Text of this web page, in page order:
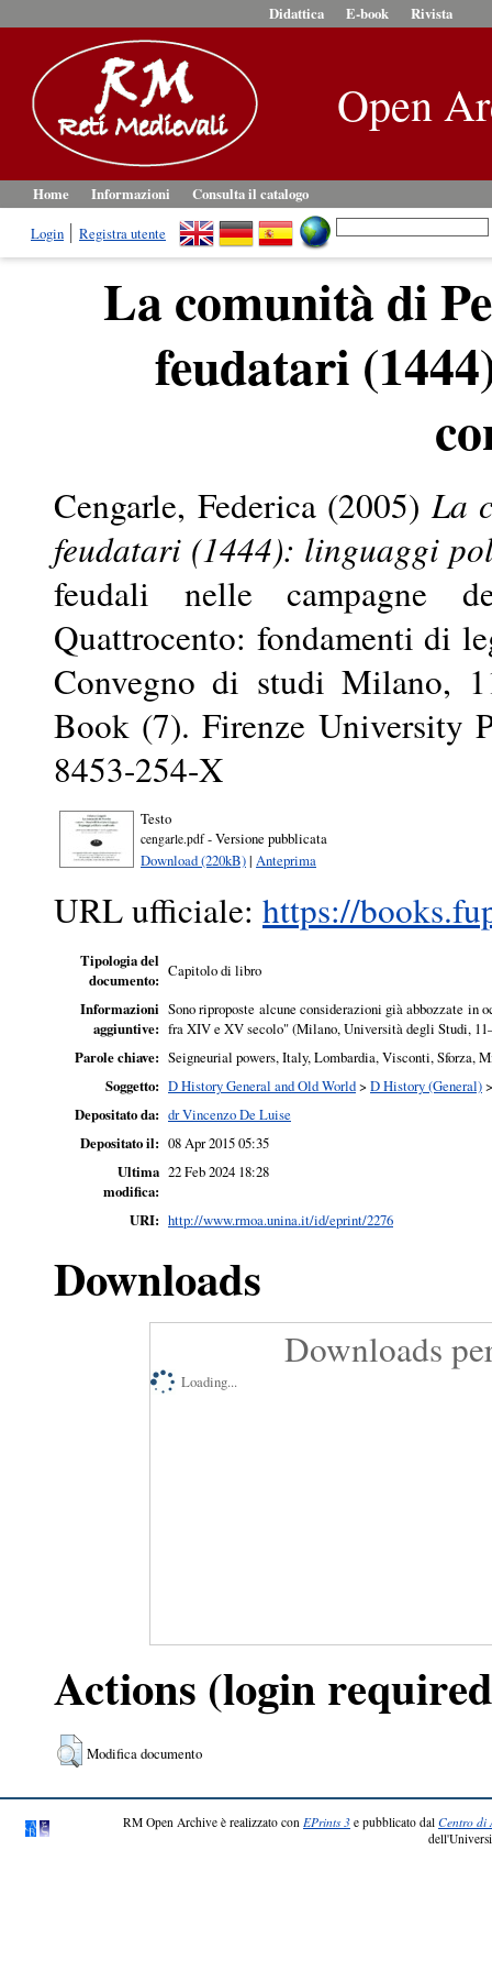
Didattica E-book Rivista
Open
Home Informazioni
Consulta il catalogo
Login
Registra utente
La comunità di
feudatari
Cengarle, Federica(2005)La
feudatari (1444): linguaggi
feudali nelle campagne
Quattrocento: fondamenti di
Convegno di studi Milano,
Book (7). Firenze University
8453-254-X
Testo
cengarle.pdf- Versione pubblicata
Download (220kB)| Anteprima
URL ufficiale: https://
Tipologia del
documento: Capitolo di libro
Informazioni
aggiuntive:
Sono riproposte alcune considerazioni già abbozzate
fra XIV e XV secolo" (Milano, Università degli Studi,
Parole chiave: Seigneurial powers, Italy, Lombardia, Visconti, Sforza,
Soggetto: D History General and Old World> D History (General)
Depositato da: dr Vincenzo De Luise
Depositato il: 08 Apr 2015 05:35
Ultima
modifica:
22 Feb 2024 18:28
URI: http://www.rmoa.unina.it/id/eprint/2276
Downloads
Downloads
Loading...
Actions (login
Modifica documento
RM Open Archive è realizzato con EPrints 3 e pubblicato dal Centro di